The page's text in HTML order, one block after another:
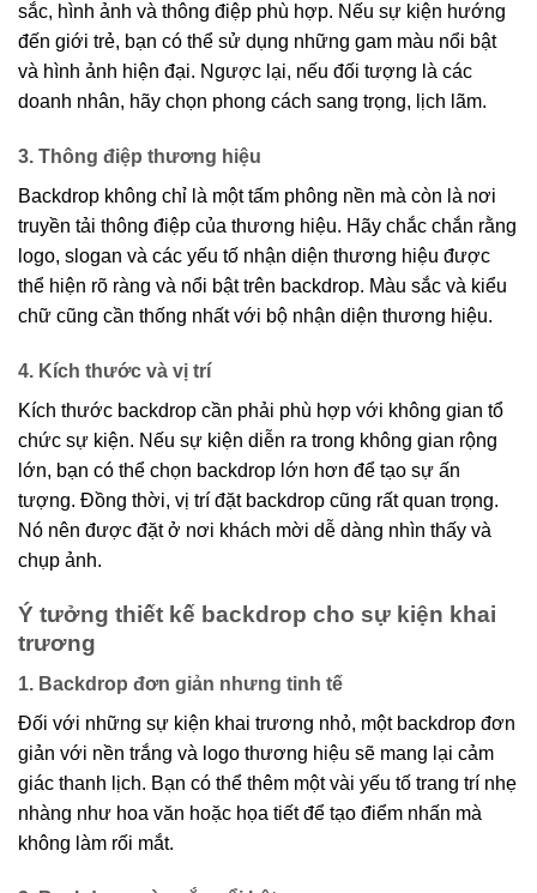
sắc, hình ảnh và thông điệp phù hợp. Nếu sự kiện hướng
đến giới trẻ, bạn có thể sử dụng những gam màu nổi bật
và hình ảnh hiện đại. Ngược lại, nếu đối tượng là các
doanh nhân, hãy chọn phong cách sang trọng, lịch lãm.
3. Thông điệp thương hiệu
Backdrop không chỉ là một tấm phông nền mà còn là nơi
truyền tải thông điệp của thương hiệu. Hãy chắc chắn rằng
logo, slogan và các yếu tố nhận diện thương hiệu được
thể hiện rõ ràng và nổi bật trên backdrop. Màu sắc và kiểu
chữ cũng cần thống nhất với bộ nhận diện thương hiệu.
4. Kích thước và vị trí
Kích thước backdrop cần phải phù hợp với không gian tổ
chức sự kiện. Nếu sự kiện diễn ra trong không gian rộng
lớn, bạn có thể chọn backdrop lớn hơn để tạo sự ấn
tượng. Đồng thời, vị trí đặt backdrop cũng rất quan trọng.
Nó nên được đặt ở nơi khách mời dễ dàng nhìn thấy và
chụp ảnh.
Ý tưởng thiết kế backdrop cho sự kiện khai
trương
1. Backdrop đơn giản nhưng tinh tế
Đối với những sự kiện khai trương nhỏ, một backdrop đơn
giản với nền trắng và logo thương hiệu sẽ mang lại cảm
giác thanh lịch. Bạn có thể thêm một vài yếu tố trang trí nhẹ
nhàng như hoa văn hoặc họa tiết để tạo điểm nhấn mà
không làm rối mắt.